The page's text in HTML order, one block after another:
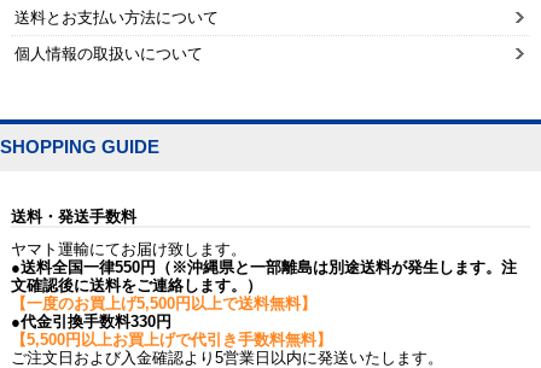
送料とお支払い方法について
個人情報の取扱いについて
SHOPPING GUIDE
送料・発送手数料
ヤマト運輸にてお届け致します。
●送料全国一律550円（※沖縄県と一部離島は別途送料が発生します。注
文確認後に送料をご連絡します。）
【一度のお買上げ5,500円以上で送料無料】
●代金引換手数料330円
【5,500円以上お買上げで代引き手数料無料】
ご注文日および入金確認より5営業日以内に発送いたします。